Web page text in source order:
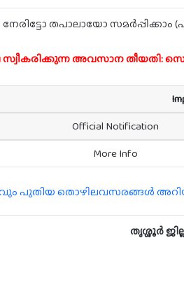
തപാലായോ സമർപ്പിക്കാം
അവസാന തീയതി:
Official Notification
More Info
പുതിയ തൊഴിലവസരങ്ങൾ
തൃശ്ശൂർ